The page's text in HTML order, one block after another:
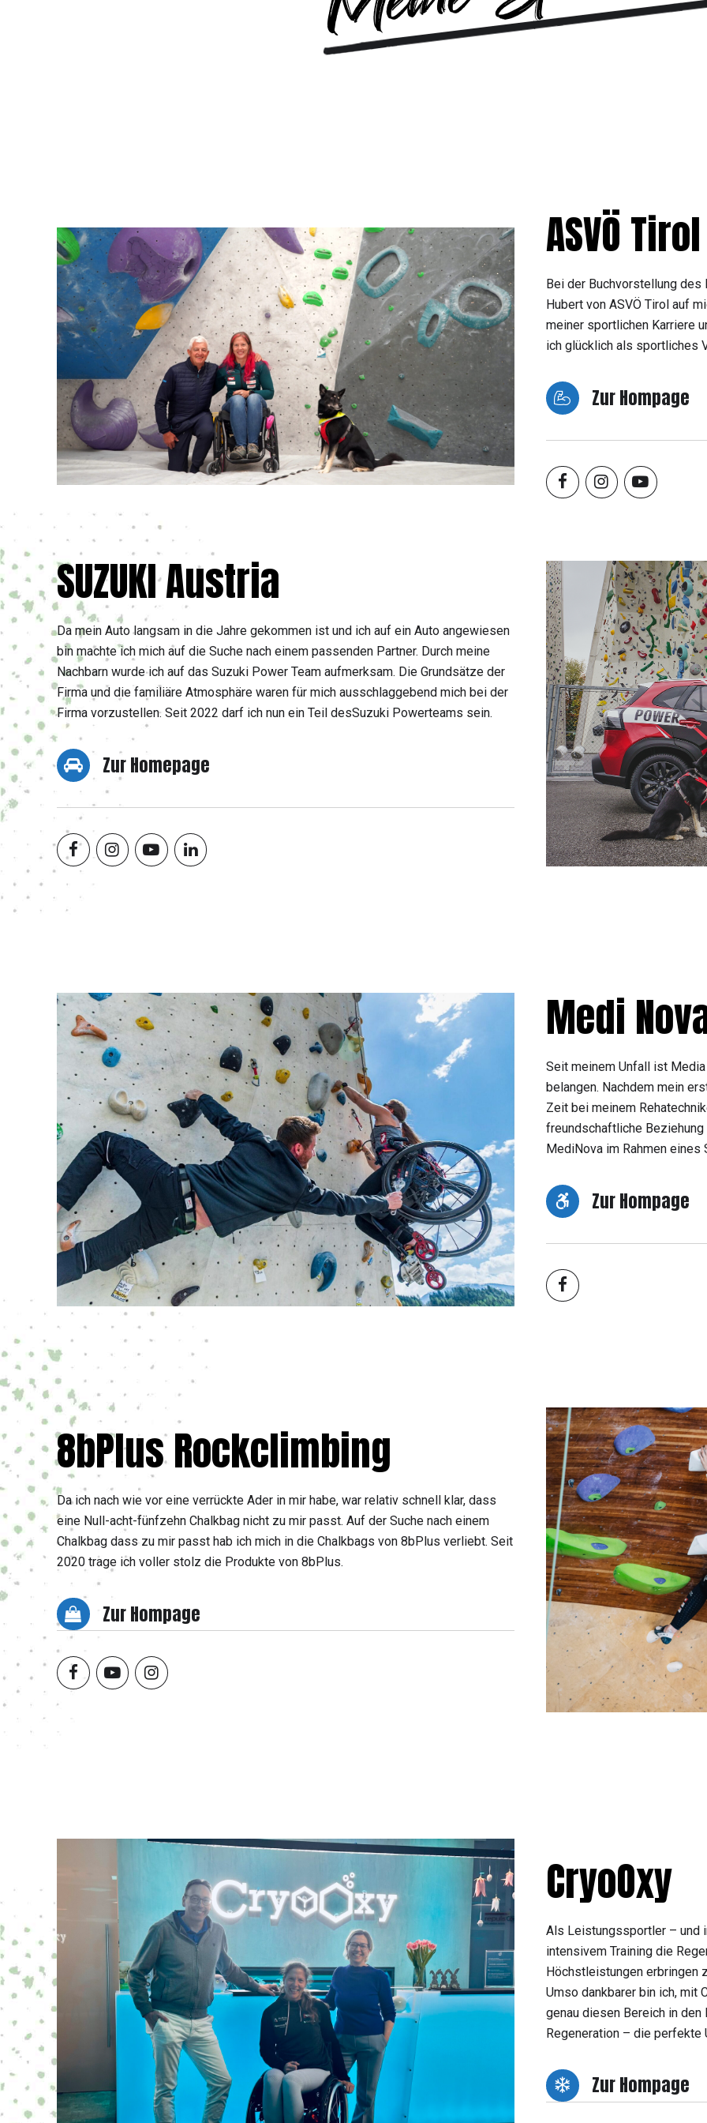
ASVÖ Tirol
Bei der Buchvorstellung
Hubert von ASVÖ Tirol auf
meiner sportlichen Karriere
ich glücklich als sportliches
Zur Hompage
SUZUKI Austria
Da mein Auto langsam in die Jahre gekommen ist und ich auf ein Auto angewiesen
bin machte ich mich auf die Suche nach einem passenden Partner. Durch meine
Nachbarn wurde ich auf das Suzuki Power Team aufmerksam. Die Grundsätze der
Firma und die familiäre Atmosphäre waren für mich ausschlaggebend mich bei der
Firma vorzustellen. Seit 2022 darf ich nun ein Teil desSuzuki Powerteams sein.
Zur Homepage
Medi
Seit meinem Unfall ist
belangen. Nachdem mein
Zeit bei meinem
freundschaftliche
MediNova im Rahmen eines
Zur Hompage
8bPlus Rockclimbing
Da ich nach wie vor eine verrückte Ader in mir habe, war relativ schnell klar, dass
eine Null-acht-fünfzehn Chalkbag nicht zu mir passt. Auf der Suche nach einem
Chalkbag dass zu mir passt hab ich mich in die Chalkbags von 8bPlus verliebt. Seit
2020 trage ich voller stolz die Produkte von 8bPlus.
Zur Hompage
CryoOxy
Als Leistungssportler – und
intensivem Training die
Höchstleistungen erbringen
Umso dankbarer bin ich, mit
genau diesen Bereich in
Regeneration – die perfekte
Zur Hompage